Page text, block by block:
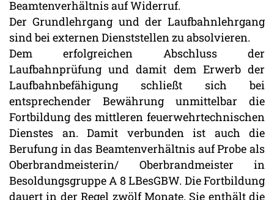
Beamtenverhältnis auf Widerruf.
Der Grundlehrgang und der Laufbahnlehrgang
sind bei externen Dienststellen zu absolvieren.
Dem erfolgreichen Abschluss der
Laufbahnprüfung und damit dem Erwerb der
Laufbahnbefähigung schließt sich bei
entsprechender Bewährung unmittelbar die
Fortbildung des mittleren feuerwehrtechnischen
Dienstes an. Damit verbunden ist auch die
Berufung in das Beamtenverhältnis auf Probe als
Oberbrandmeisterin/ Oberbrandmeister in
Besoldungsgruppe A 8 LBesGBW. Die Fortbildung
dauert in der Regel zwölf Monate. Sie enthält die